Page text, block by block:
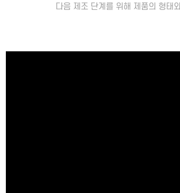
다음 제조 단계를 위해 제품의 형태